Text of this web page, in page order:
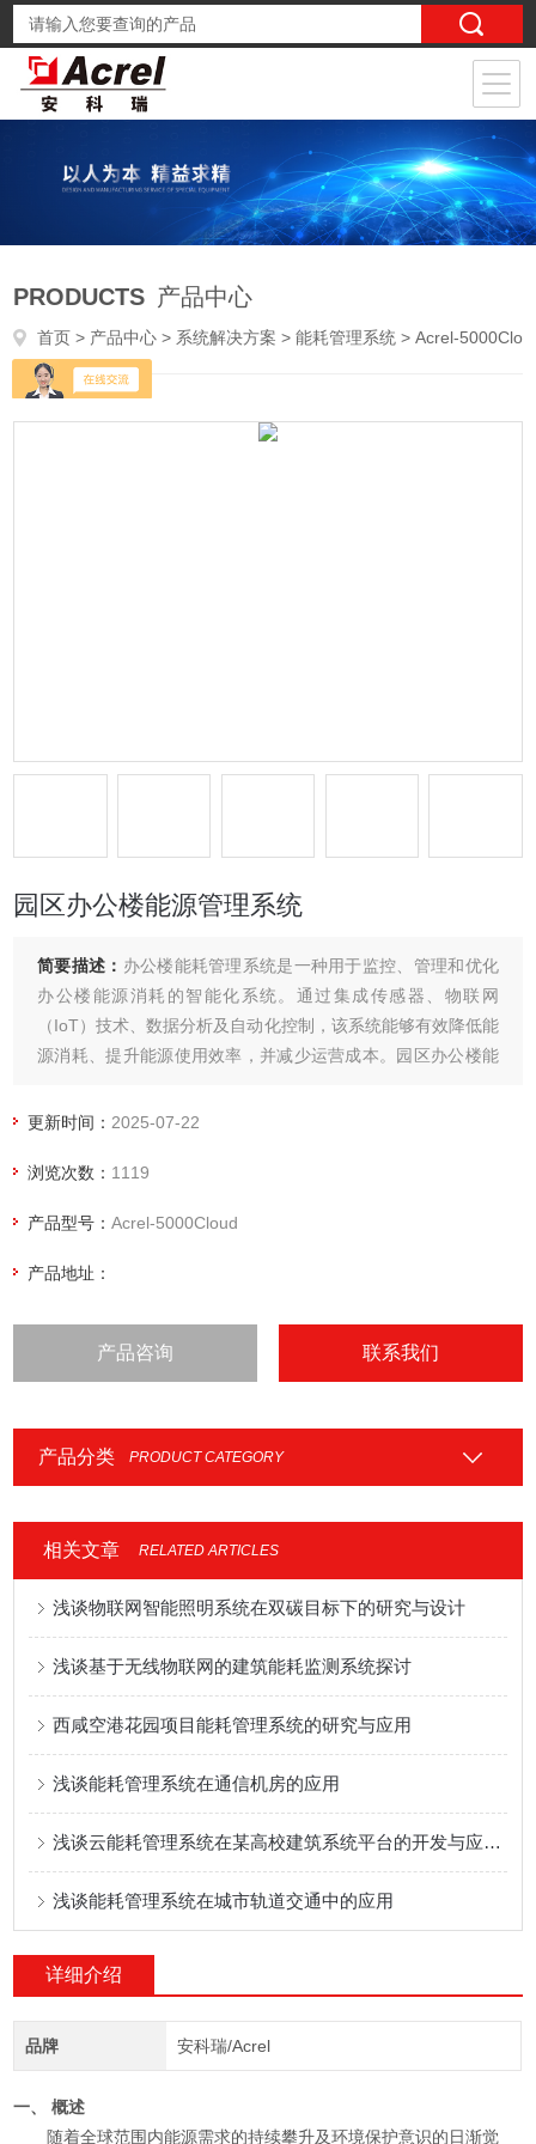
PRODUCTS 产品中心
首页 > 产品中心 > 系统解决方案 >能耗管理系统 > Acrel-5000Cloud园区办公楼能源管理系统
园区办公楼能源管理系统
简要描述： 办公楼能耗管理系统是一种用于监控、管理和优化
办公楼能源消耗的智能化系统。通过集成传感器、物联网
（IoT）技术、数据分析及自动化控制，该系统能够有效降低能
源消耗、提升能源使用效率，并减少运营成本。园区办公楼能
更新时间： 2025-07-22
浏览次数： 1119
产品型号：Acrel-5000Cloud
产品地址：
产品咨询 联系我们
产品分类 PRODUCT CATEGORY
相关文章 RELATED ARTICLES
浅谈物联网智能照明系统在双碳目标下的研究与设计
浅谈基于无线物联网的建筑能耗监测系统探讨
西咸空港花园项目能耗管理系统的研究与应用
浅谈能耗管理系统在通信机房的应用
浅谈云能耗管理系统在某高校建筑系统平台的开发与应用 李明君
浅谈能耗管理系统在城市轨道交通中的应用
详细介绍
品牌 安科瑞/Acrel
一、 概述
随着全球范围内能源需求的持续攀升及环境保护意识的日渐觉